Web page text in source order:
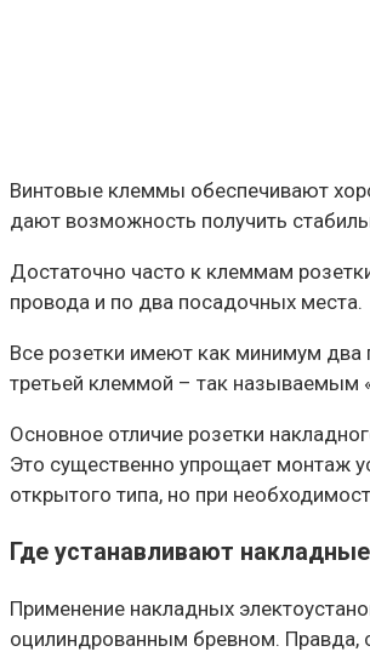
Винтовые клеммы обеспечивают
дают возможность получить
Достаточно часто к клеммам
провода и по два посадочных места.
Все розетки имеют как минимум
третьей клеммой – так называемым
Основное отличие розетки
Это существенно упрощает монтаж
открытого типа, но при
Где устанавливают
Применение накладных
оцилиндрованным бревном. Правда,